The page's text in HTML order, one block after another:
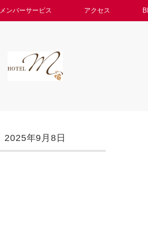
メンバーサービス アクセス
2025年9月8日